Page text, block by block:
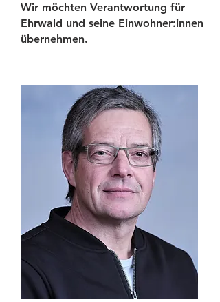
Wir möchten Verantwortung für
Ehrwald und seine Einwohner:innen
übernehmen.